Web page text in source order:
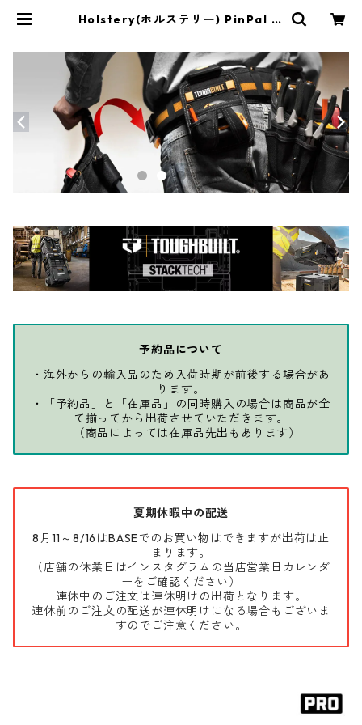
Holstery(ホルステリー) PinPal グ
POT
予約品について
・海外からの輸入品のため入荷時期が前後する場合があ
ります。
・「予約品」と「在庫品」の同時購入の場合は商品が全
て揃ってから出荷させていただきます。
（商品によっては在庫品先出もあります）
夏期休暇中の配送
8月11～8/16はBASEでのお買い物はできますが出荷は止
まります。
（店舗の休業日はインスタグラムの当店営業日カレンダ
ーをご確認ください）
連休中のご注文は連休明けの出荷となります。
連休前のご注文の配送が連休明けになる場合もございま
すのでご注意ください。